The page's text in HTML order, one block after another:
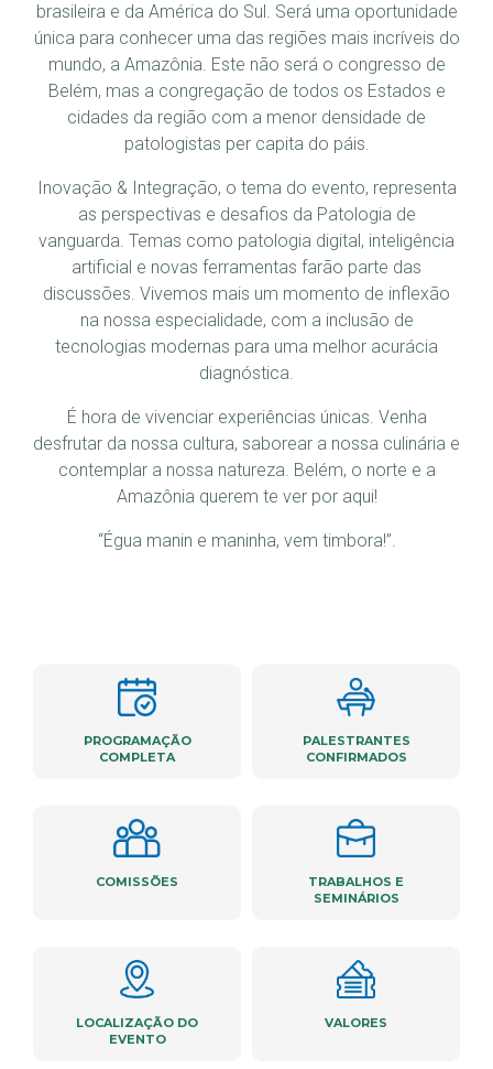
brasileira e da América do Sul. Será uma oportunidade
única para conhecer uma das regiões mais incríveis do
mundo, a Amazônia. Este não será o congresso de
Belém, mas a congregação de todos os Estados e
cidades da região com a menor densidade de
patologistas per capita do páis.
Inovação & Integração, o tema do evento, representa
as perspectivas e desafios da Patologia de
vanguarda. Temas como patologia digital, inteligência
artificial e novas ferramentas farão parte das
discussões. Vivemos mais um momento de inflexão
na nossa especialidade, com a inclusão de
tecnologias modernas para uma melhor acurácia
diagnóstica.
É hora de vivenciar experiências únicas. Venha
desfrutar da nossa cultura, saborear a nossa culinária e
contemplar a nossa natureza. Belém, o norte e a
Amazônia querem te ver por aqui!
“Égua manin e maninha, vem timbora!”.
PROGRAMAÇÃO
COMPLETA
PALESTRANTES
CONFIRMADOS
COMISSÕES
TRABALHOS E
SEMINÁRIOS
LOCALIZAÇÃO DO
EVENTO
VALORES